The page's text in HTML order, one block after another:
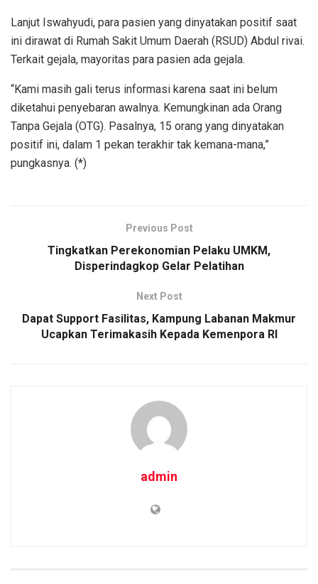
Lanjut Iswahyudi, para pasien yang dinyatakan positif saat
ini dirawat di Rumah Sakit Umum Daerah (RSUD) Abdul rivai.
Terkait gejala, mayoritas para pasien ada gejala.
“Kami masih gali terus informasi karena saat ini belum
diketahui penyebaran awalnya. Kemungkinan ada Orang
Tanpa Gejala (OTG). Pasalnya, 15 orang yang dinyatakan
positif ini, dalam 1 pekan terakhir tak kemana-mana,”
pungkasnya. (*)
Previous Post
Tingkatkan Perekonomian Pelaku UMKM,
Disperindagkop Gelar Pelatihan
Next Post
Dapat Support Fasilitas, Kampung Labanan Makmur
Ucapkan Terimakasih Kepada Kemenpora RI
admin